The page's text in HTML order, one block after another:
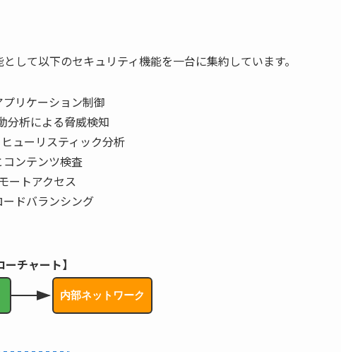
して以下のセキュリティ機能を一台に集約しています。
プリケーション制御
分析による脅威検知
ューリスティック分析
コンテンツ検査
ートアクセス
ードバランシング
チャート】
内部ネットワーク